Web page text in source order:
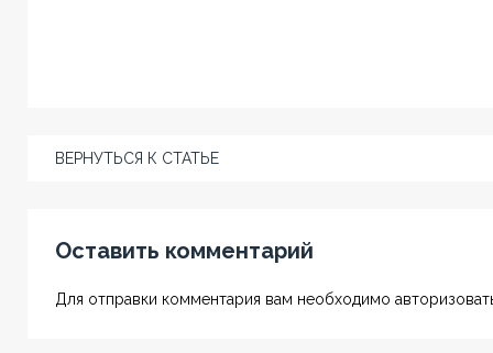
ВЕРНУТЬСЯ К СТАТЬЕ
Оставить комментарий
Для отправки комментария вам необходимо